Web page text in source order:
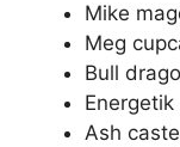
Mike
Meg
Bull
Ash